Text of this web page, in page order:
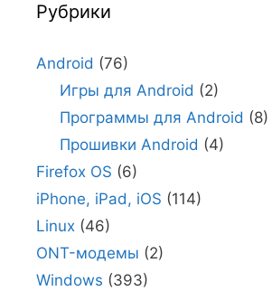
Рубрики
Android (76)
Игры для Android (2)
Программы для Android (8)
Прошивки Android (4)
Firefox OS (6)
iPhone, iPad, iOS (114)
Linux (46)
ONT-модемы (2)
Windows (393)